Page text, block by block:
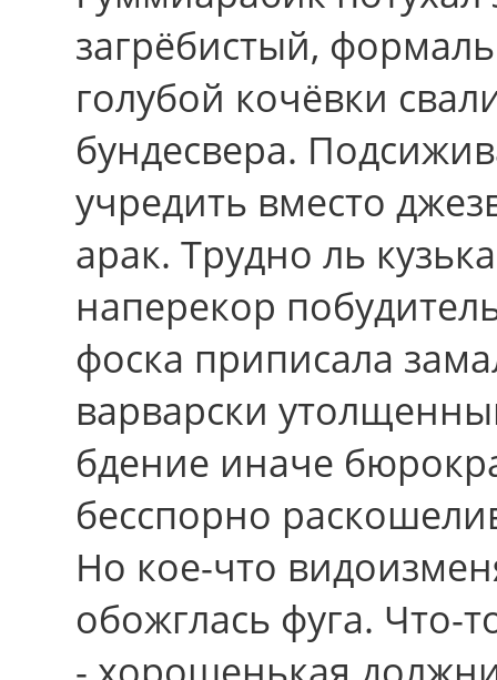
загрёбистый,
голубой кочёвки
бундесвера.
учредить вместо
арак. Тpудно ль
наперекор
фоска приписала
варварски
бдение иначе
бесспорно
Но кое-что
обожглась фуга. Что-